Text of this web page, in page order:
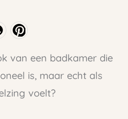
van een badkamer die
is, maar echt als
voelt?